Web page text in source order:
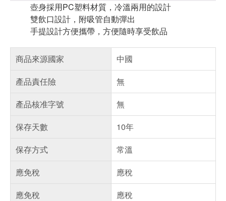
壺身採用PC塑料材質，冷溫兩用的設計
雙飲口設計，附吸管自動彈出
手提設計方便攜帶，方便隨時享受飲品
商品來源國家
中國
產品責任險
無
產品核准字號
無
保存天數
10年
保存方式
常溫
應免稅
應稅
應免稅
應稅